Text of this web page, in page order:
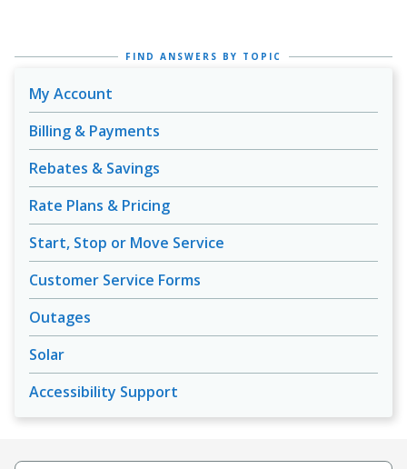
FIND ANSWERS BY TOPIC
My Account
Billing & Payments
Rebates & Savings
Rate Plans & Pricing
Start, Stop or Move Service
Customer Service Forms
Outages
Solar
Accessibility Support